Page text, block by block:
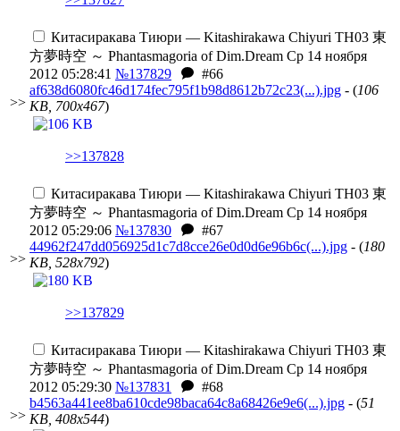
>>
Китасиракава Тиюри — Kitashirakawa Chiyuri TH03 東
方夢時空 ～ Phantasmagoria of Dim.Dream Ср 14 ноября
2012 05:28:41 №137829
#66
af638d6080fc46d174fec795f1b98d8612b72c23(...).jpg - (106
KB, 700x467)
>>137828
>>
Китасиракава Тиюри — Kitashirakawa Chiyuri TH03 東
方夢時空 ～ Phantasmagoria of Dim.Dream Ср 14 ноября
2012 05:29:06 №137830
#67
44962f247dd056925d1c7d8cce26e0d0d6e96b6c(...).jpg - (180
KB, 528x792)
>>137829
>>
Китасиракава Тиюри — Kitashirakawa Chiyuri TH03 東
方夢時空 ～ Phantasmagoria of Dim.Dream Ср 14 ноября
2012 05:29:30 №137831
#68
b4563a441ee8ba610cde98baca64c8a68426e9e6(...).jpg - (51
KB, 408x544)